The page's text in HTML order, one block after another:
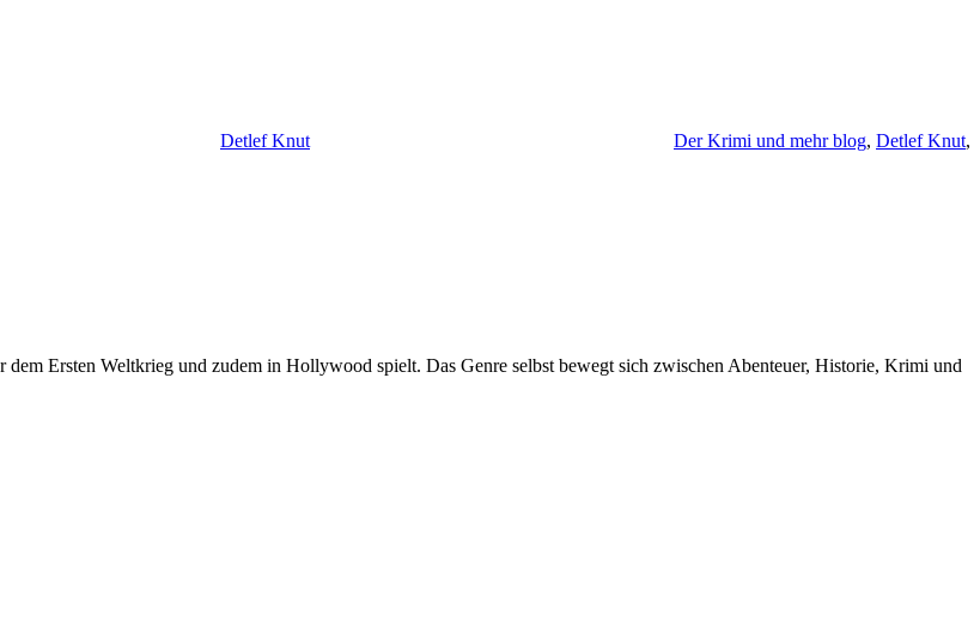
Detlef Knut Der Krimi und mehr blog, Detlef Knut,
Ersten Weltkrieg und zudem in Hollywood spielt. Das Genre selbst bewegt sich zwischen Abenteuer, Historie, Krimi und